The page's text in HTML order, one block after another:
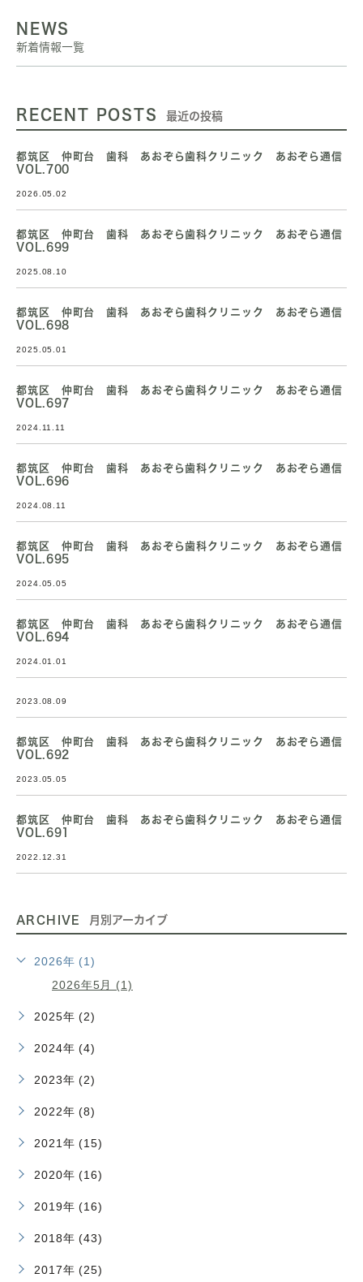
NEWS
新着情報一覧
RECENT POSTS 最近の投稿
都筑区 仲町台 歯科 あおぞら歯科クリニック あおぞら通信
VOL.700
2026.05.02
都筑区 仲町台 歯科 あおぞら歯科クリニック あおぞら通信
VOL.699
2025.08.10
都筑区 仲町台 歯科 あおぞら歯科クリニック あおぞら通信
VOL.698
2025.05.01
都筑区 仲町台 歯科 あおぞら歯科クリニック あおぞら通信
VOL.697
2024.11.11
都筑区 仲町台 歯科 あおぞら歯科クリニック あおぞら通信
VOL.696
2024.08.11
都筑区 仲町台 歯科 あおぞら歯科クリニック あおぞら通信
VOL.695
2024.05.05
都筑区 仲町台 歯科 あおぞら歯科クリニック あおぞら通信
VOL.694
2024.01.01
2023.08.09
都筑区 仲町台 歯科 あおぞら歯科クリニック あおぞら通信
VOL.692
2023.05.05
都筑区 仲町台 歯科 あおぞら歯科クリニック あおぞら通信
VOL.691
2022.12.31
ARCHIVE 月別アーカイブ
2026年 (1)
2026年5月 (1)
2025年 (2)
2024年 (4)
2023年 (2)
2022年 (8)
2021年 (15)
2020年 (16)
2019年 (16)
2018年 (43)
2017年 (25)